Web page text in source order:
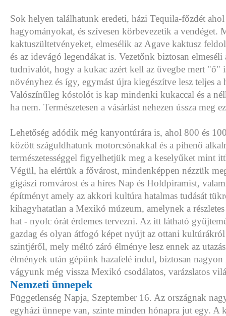
Sok helyen találhatunk eredeti, házi Tequila-főzdét
hagyományokat, és szívesen körbevezetik a vendéget.
kaktuszültetvényeket, elmesélik az Agave kaktusz
és az idevágó legendákat is. Vezetőnk biztosan elmeséli
tudnivalót, hogy a kukac azért kell az üvegbe mert "ő"
növényhez és így, egymást újra kiegészítve lesz teljes a
Valószínűleg kóstolót is kap mindenki kukaccal és a
ha nem. Természetesen a vásárlást nehezen ússza meg
Lehetőség adódik még kanyontúrára is, ahol 800 és
között száguldhatunk motorcsónakkal és a pihenő
természetességgel figyelhetjük meg a keselyűket mint
Végül, ha elértük a fővárost, mindenképpen nézzük
gigászi romvárost és a híres Nap és Holdpiramist,
építményt amely az akkori kultúra hatalmas tudását
kihagyhatatlan a Mexikó múzeum, amelynek a részletes
hat - nyolc órát érdemes tervezni. Az itt látható
gazdag és olyan átfogó képet nyújt az ottani kultúrákról
szintjéről, mely méltó záró élménye lesz ennek az
élmények után gépünk hazafelé indul, biztosan nagyon
vágyunk még vissza Mexikó csodálatos, varázslatos
Nemzeti ünnepek
Függetlenség Napja, Szeptember 16. Az országnak
egyházi ünnepe van, szinte minden hónapra jut egy. A